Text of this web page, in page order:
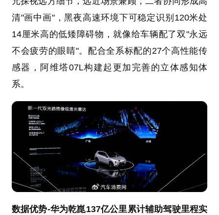
清"画中画"，黑夜高速环境下可稳定识别120米处
14厘米高的低矮障碍物，就像给车辆配了双"永远
不会疲劳的眼睛"。配合全系标配的27个高性能传
感器，阿维塔07L构建起更加完善的立体感知体
系。
数据优势-华为乾崑137亿公里累计辅助驾驶里程实